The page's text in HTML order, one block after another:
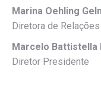
Marina Oehling
Diretora de
Marcelo Battistella
Diretor Presidente